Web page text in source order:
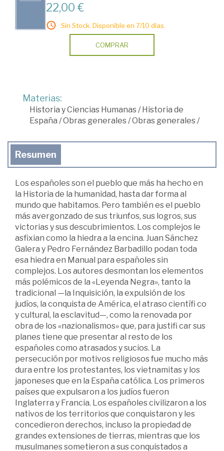
22,00 €
Sin Stock. Disponible en 7/10 días.
COMPRAR
Materias:
Historia y Ciencias Humanas /Historia de
España /Obras generales /Obras generales /
Resumen
Los españoles son el pueblo que más ha hecho en
la Historia de la humanidad, hasta dar forma al
mundo que habitamos. Pero también es el pueblo
más avergonzado de sus triunfos, sus logros, sus
victorias y sus descubrimientos. Los complejos le
asfixian como la hiedra a la encina. Juan Sánchez
Galera y Pedro Fernández Barbadillo podan toda
esa hiedra en Manual para españoles sin
complejos. Los autores desmontan los elementos
más polémicos de la «Leyenda Negra», tanto la
tradicional —la Inquisición, la expulsión de los
judíos, la conquista de América, el atraso científi co
y cultural, la esclavitud—, como la renovada por
obra de los «nazionalismos» que, para justifi car sus
planes tiene que presentar al resto de los
españoles como atrasados y sucios. La
persecución por motivos religiosos fue mucho más
dura entre los protestantes, los vietnamitas y los
japoneses que en la España católica. Los primeros
países que expulsaron a los judíos fueron
Inglaterra y Francia. Los españoles civilizaron a los
nativos de los territorios que conquistaron y les
concedieron derechos, incluso la propiedad de
grandes extensiones de tierras, mientras que los
musulmanes sometieron a sus conquistados a